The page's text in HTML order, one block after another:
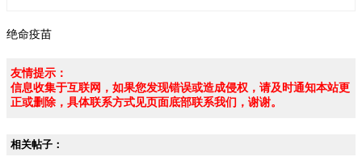
绝命疫苗
友情提示：
信息收集于互联网，如果您发现错误或造成侵权，请及时通知本站更
正或删除，具体联系方式见页面底部联系我们，谢谢。
相关帖子：